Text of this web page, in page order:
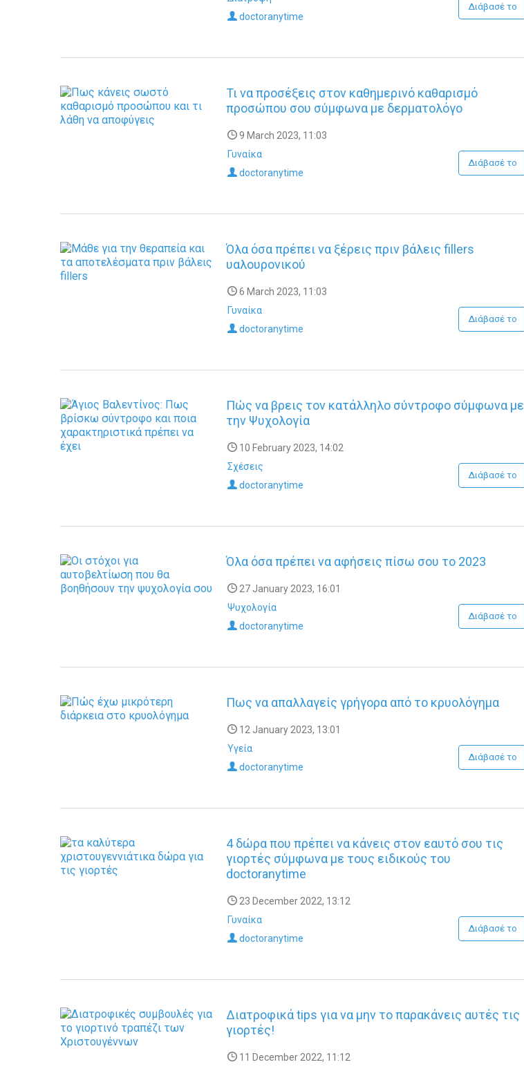
doctoranytime
Διάβασέ το
Τι να προσέξεις στον καθημερινό καθαρισμό
προσώπου σου σύμφωνα με δερματολόγο
9 March 2023, 11:03
Γυναίκα
doctoranytime
Διάβασέ το
Όλα όσα πρέπει να ξέρεις πριν βάλεις fillers
υαλουρονικού
6 March 2023, 11:03
Γυναίκα
doctoranytime
Διάβασέ το
Πώς να βρεις τον κατάλληλο σύντροφο σύμφωνα με
την Ψυχολογία
10 February 2023, 14:02
Σχέσεις
doctoranytime
Διάβασέ το
Όλα όσα πρέπει να αφήσεις πίσω σου το 2023
27 January 2023, 16:01
Ψυχολογία
doctoranytime
Διάβασέ το
Πως να απαλλαγείς γρήγορα από το κρυολόγημα
12 January 2023, 13:01
Υγεία
doctoranytime
Διάβασέ το
4 δώρα που πρέπει να κάνεις στον εαυτό σου τις
γιορτές σύμφωνα με τους ειδικούς του
doctoranytime
23 December 2022, 13:12
Γυναίκα
doctoranytime
Διάβασέ το
Διατροφικά tips για να μην το παρακάνεις αυτές τις
γιορτές!
11 December 2022, 11:12